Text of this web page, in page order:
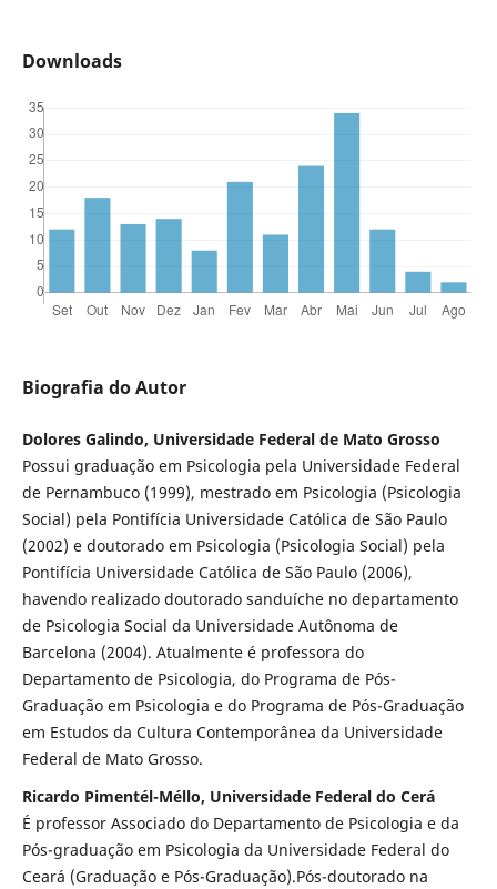
Downloads
Biografia do Autor
Dolores Galindo, Universidade Federal de Mato Grosso
Possui graduação em Psicologia pela Universidade Federal
de Pernambuco (1999), mestrado em Psicologia (Psicologia
Social) pela Pontifícia Universidade Católica de São Paulo
(2002) e doutorado em Psicologia (Psicologia Social) pela
Pontifícia Universidade Católica de São Paulo (2006),
havendo realizado doutorado sanduíche no departamento
de Psicologia Social da Universidade Autônoma de
Barcelona (2004). Atualmente é professora do
Departamento de Psicologia, do Programa de Pós-
Graduação em Psicologia e do Programa de Pós-Graduação
em Estudos da Cultura Contemporânea da Universidade
Federal de Mato Grosso.
Ricardo Pimentél-Méllo, Universidade Federal do Cerá
É professor Associado do Departamento de Psicologia e da
Pós-graduação em Psicologia da Universidade Federal do
Ceará (Graduação e Pós-Graduação).Pós-doutorado na